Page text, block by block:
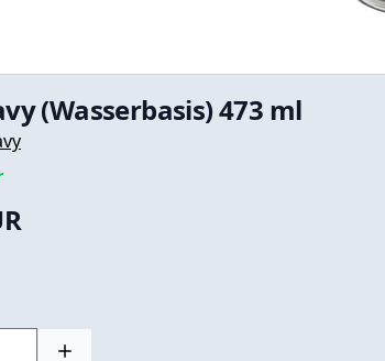
(Wasserbasis) 473 ml